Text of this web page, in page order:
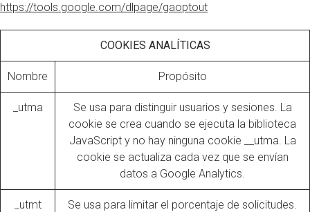
https://tools.google.com/dlpage/gaoptout
COOKIES ANALÍTICAS
Nombre Propósito
_utma
Se usa para distinguir usuarios y sesiones. La
cookie se crea cuando se ejecuta la biblioteca
JavaScript y no hay ninguna cookie __utma. La
cookie se actualiza cada vez que se envían
datos a Google Analytics.
_utmt Se usa para limitar el porcentaje de solicitudes.